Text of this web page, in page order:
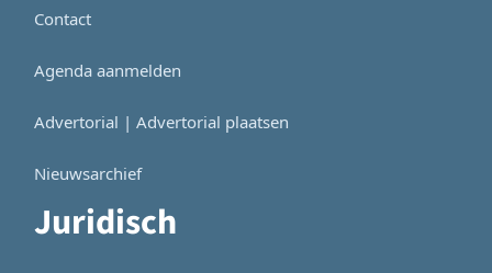
Contact
Agenda aanmelden
Advertorial | Advertorial plaatsen
Nieuwsarchief
Juridisch